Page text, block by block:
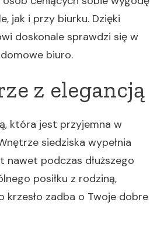
jak i przy biurku. Dzięki
doskonale sprawdzi się w
biuro.
z elegancją
która jest przyjemna w
siedziska wypełnia
podczas dłuższego
posiłku z rodziną,
krzesło zadba o Twoje dobre